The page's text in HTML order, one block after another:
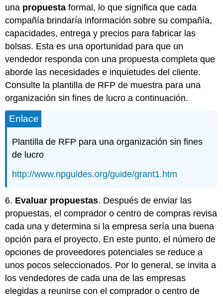
una propuesta formal, lo que significa que cada
compañía brindaría información sobre su compañía,
capacidades, entrega y precios para fabricar las
bolsas. Esta es una oportunidad para que un
vendedor responda con una propuesta completa que
aborde las necesidades e inquietudes del cliente.
Consulte la plantilla de RFP de muestra para una
organización sin fines de lucro a continuación.
Enlace
Plantilla de RFP para una organización sin fines
de lucro
http://www.npguides.org/guide/grant1.htm
6. Evaluar propuestas. Después de enviar las
propuestas, el comprador o centro de compras revisa
cada una y determina si la empresa sería una buena
opción para el proyecto. En este punto, el número de
opciones de proveedores potenciales se reduce a
unos pocos seleccionados. Por lo general, se invita a
los vendedores de cada una de las empresas
elegidas a reunirse con el comprador o centro de